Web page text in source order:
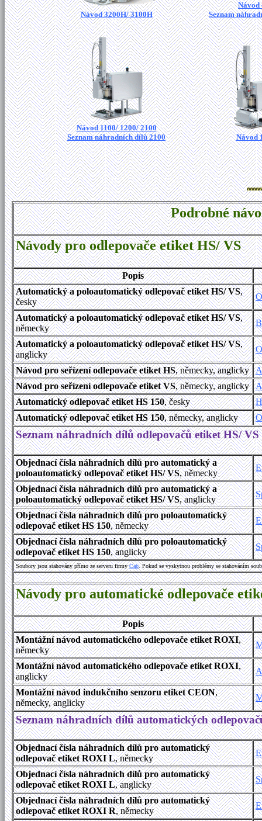
Návod 3200H/ 3100H
Návod
Seznam
Návod 1100/ 1200/ 2100
Seznam náhradních dílů 2100
Návod
Podrobné
Návody pro odlepovače etiket HS/ VS
Popis
Automatický a poloautomatický odlepovač etiket HS/ VS,
česky
Automatický a poloautomatický odlepovač etiket HS/ VS,
německy
Automatický a poloautomatický odlepovač etiket HS/ VS,
anglicky
Návod pro seřízení odlepovače etiket HS, německy, anglicky
Návod pro seřízení odlepovače etiket VS, německy, anglicky
Automatický odlepovač etiket HS 150, česky
Automatický odlepovač etiket HS 150, německy, anglicky
Seznam náhradních dílů odlepovačů etiket HS/ VS
Objednací čísla náhradních dílů pro automatický a
poloautomatický odlepovač etiket HS/ VS, německy
Objednací čísla náhradních dílů pro automatický a
poloautomatický odlepovač etiket HS/ VS, anglicky
Objednací čísla náhradních dílů pro poloautomatický
odlepovač etiket HS 150, německy
Objednací čísla náhradních dílů pro poloautomatický
odlepovač etiket HS 150, anglicky
Soubory jsou stahovány přímo ze serveru firmyCab. Pokud se vyskytnou problémy se stahováním
Návody pro automatické odlepovače
Popis
Montážní návod automatického odlepovače etiket ROXI,
německy
Montážní návod automatického odlepovače etiket ROXI,
anglicky
Montážní návod indukčního senzoru etiket CEON,
německy, anglicky
Seznam náhradních dílů automatických
Objednací čísla náhradních dílů pro automatický
odlepovač etiket ROXI L, německy
Objednací čísla náhradních dílů pro automatický
odlepovač etiket ROXI L, anglicky
Objednací čísla náhradních dílů pro automatický
odlepovač etiket ROXI R, německy